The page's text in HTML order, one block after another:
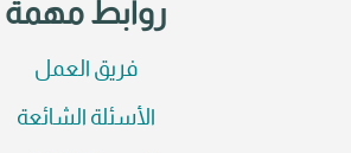
روابط مهمة
فريق العمل
الأسئلة الشائعة